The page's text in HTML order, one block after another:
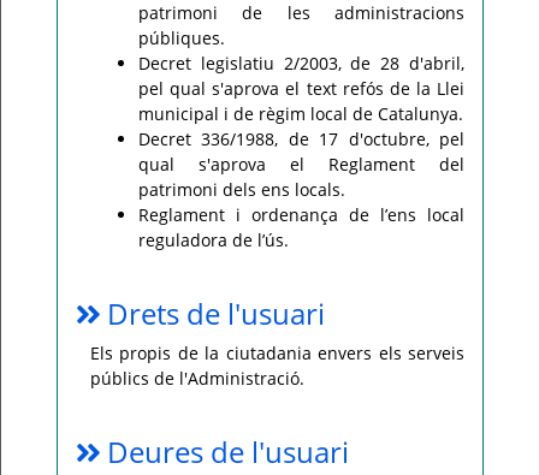
patrimoni de les administracions
públiques.
Decret legislatiu 2/2003, de 28 d'abril,
pel qual s'aprova el text refós de la Llei
municipal i de règim local de Catalunya.
Decret 336/1988, de 17 d'octubre, pel
qual s'aprova el Reglament del
patrimoni dels ens locals.
Reglament i ordenança de l’ens local
reguladora de l’ús.
Drets de l'usuari
Els propis de la ciutadania envers els serveis
públics de l'Administració.
Deures de l'usuari